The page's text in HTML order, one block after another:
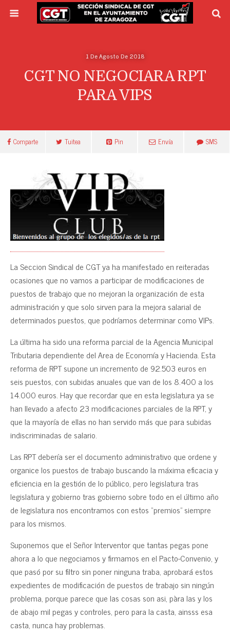
1 De Agosto De 2018
CGT NO NEGOCIARA RPT
PARA VIPS
Comparte Tuitea Pin Envía SMS
La Seccion Sindical de CGT ya ha manifestado en reiteradas
ocasiones que no vamos a participar de modificaciones de
puestos de trabajo que no mejoran la organización de esta
administración y que solo sirven para la mejora salarial de
determinados puestos, que podríamos determinar como VIPs.
La última ha sido una reforma parcial de la Agencia Municipal
Tributaria dependiente del Area de Economía y Hacienda. Esta
reforma de RPT supone un incremento de 92.503 euros en
seis puestos, con subidas anuales que van de los 8.400 a los
14.000 euros. Hay que recordar que en esta legislatura ya se
han llevado a afecto 23 modificaciones parciales de la RPT, y
que la mayoría de ellas no han servido más que para subidas
indiscriminadas de salario.
Las RPT debería ser el documento administrativo que ordene y
organice los puestos de trabajo buscando la máxima eficacia y
eficiencia en la gestión de lo público, pero legislatura tras
legislatura y gobierno tras gobierno sobre todo en el último año
de legislatura nos encontramos con estos “premios” siempre
para los mismos.
Suponemos que el Señor Interventor que tantas pegas pone
ahora a lo que negociamos y firmamos en el Pacto-Convenio, y
que pasó por su filtro sin poner ninguna traba, aprobará estos
expedientes de modificación de puestos de trabajo sin ningún
problema, porque parece que las cosas son asi, pàra las y los
de abajo mil pegas y controles, pero para la casta, ainsss esa
casta, nunca hay problemas.